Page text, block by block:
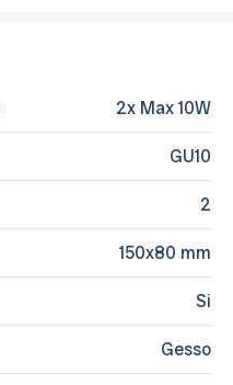
2x Max 10W
GU10
2
150x80 mm
Si
Gesso